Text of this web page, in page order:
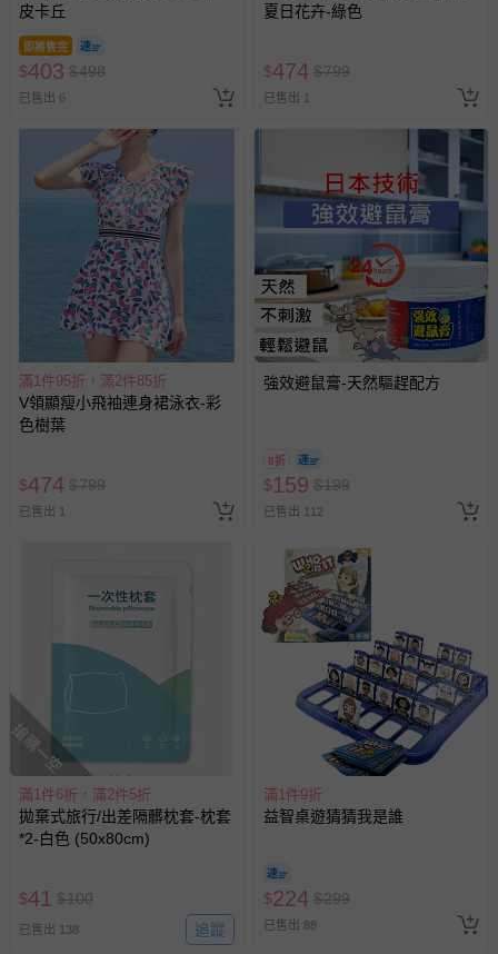
皮卡丘
即將售完
$403 $498
已售出 6
夏日花卉-綠色
$474 $799
已售出 1
滿1件95折，滿2件85折
V領顯瘦小飛袖連身裙泳衣-彩
色樹葉
$474 $799
已售出 1
強效避鼠膏-天然驅趕配方
8折
$159 $199
已售出 112
搶購一空
滿1件6折，滿2件5折
拋棄式旅行/出差隔髒枕套-枕套
*2-白色 (50x80cm)
$41 $100
已售出 138 追蹤
滿1件9折
益智桌遊猜猜我是誰
$224 $299
已售出 88